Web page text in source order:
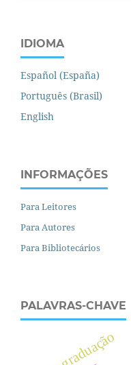
IDIOMA
Español (España)
Português (Brasil)
English
INFORMAÇÕES
Para Leitores
Para Autores
Para Bibliotecários
PALAVRAS-CHAVE